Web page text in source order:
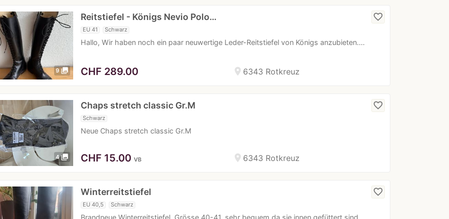
9 photo_library
Reitstiefel - Königs Nevio Polo…
EU 41 Schwarz
Hallo, Wir haben noch ein paar neuwertige Leder-Reitstiefel von Königs anzubieten.…
favorite_border
location_on 6343 Rotkreuz
CHF 289.00
4 photo_library
Chaps stretch classic Gr.M
Schwarz
Neue Chaps stretch classic Gr.M
favorite_border
location_on 6343 Rotkreuz
CHF 15.00 VB
Winterreitstiefel
EU 40,5 Schwarz
Brandneue Winterreitstiefel, Grösse 40-41, sehr bequem da sie innen gefüttert sind
favorite_border